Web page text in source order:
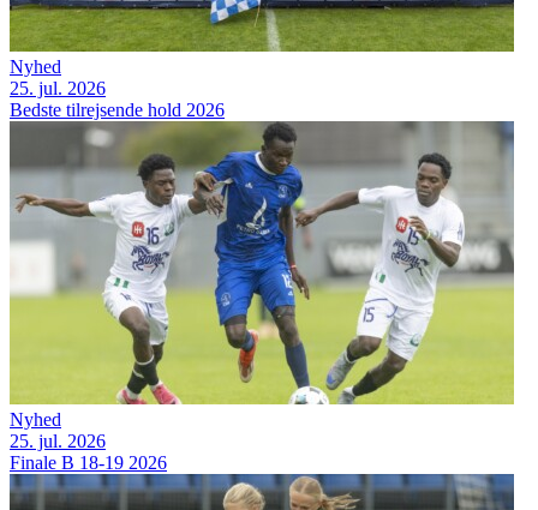
Nyhed
25. jul. 2026
Bedste tilrejsende hold 2026
Nyhed
25. jul. 2026
Finale B 18-19 2026